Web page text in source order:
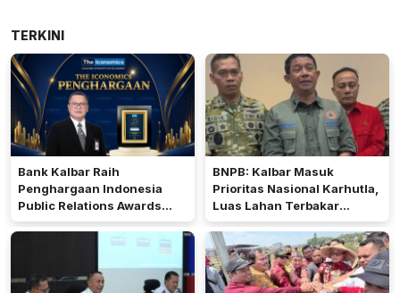
TERKINI
Bank Kalbar Raih
Penghargaan Indonesia
Public Relations Awards
2026
BNPB: Kalbar Masuk
Prioritas Nasional Karhutla,
Luas Lahan Terbakar
Peringkat Keempat